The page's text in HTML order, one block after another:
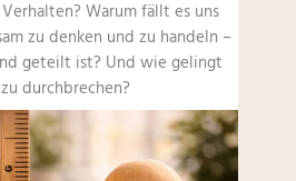
Warum fällt es uns
zu denken und zu handeln –
geteilt ist? Und wie gelingt
durchbrechen?